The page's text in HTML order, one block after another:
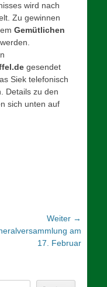
wird nach
Zu gewinnen
Gemütlichen
gesendet
Siek telefonisch
Details zu den
sich unten auf
Weiter →
am
17. Februar